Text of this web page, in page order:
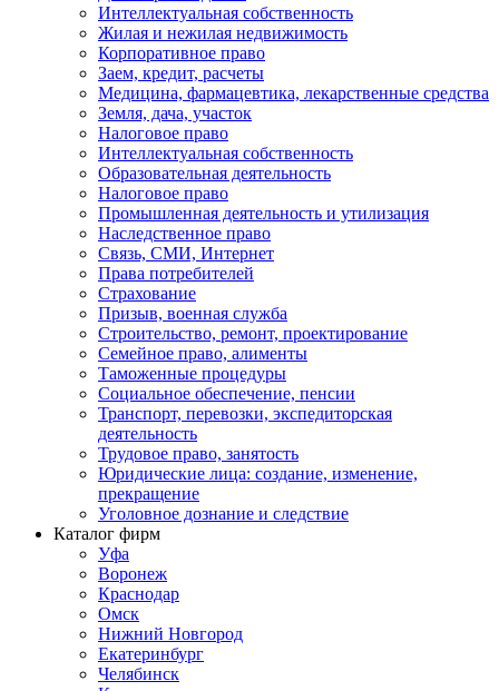
Интеллектуальная собственность
Жилая и нежилая недвижимость
Корпоративное право
Заем, кредит, расчеты
Медицина, фармацевтика, лекарственные средства
Земля, дача, участок
Налоговое право
Интеллектуальная собственность
Образовательная деятельность
Налоговое право
Промышленная деятельность и утилизация
Наследственное право
Связь, СМИ, Интернет
Права потребителей
Страхование
Призыв, военная служба
Строительство, ремонт, проектирование
Семейное право, алименты
Таможенные процедуры
Социальное обеспечение, пенсии
Транспорт, перевозки, экспедиторская
деятельность
Трудовое право, занятость
Юридические лица: создание, изменение,
прекращение
Уголовное дознание и следствие
Каталог фирм
Уфа
Воронеж
Краснодар
Омск
Нижний Новгород
Екатеринбург
Челябинск